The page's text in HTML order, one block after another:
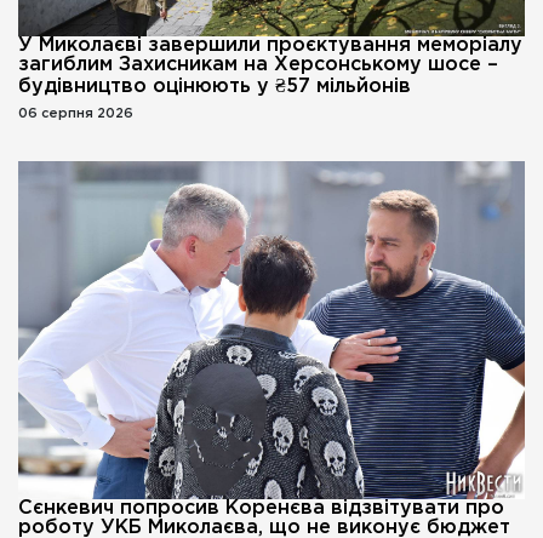
У Миколаєві завершили проєктування меморіалу
загиблим Захисникам на Херсонському шосе –
будівництво оцінюють у ₴57 мільйонів
06 серпня 2026
Сєнкевич попросив Коренєва відзвітувати про
роботу УКБ Миколаєва, що не виконує бюджет